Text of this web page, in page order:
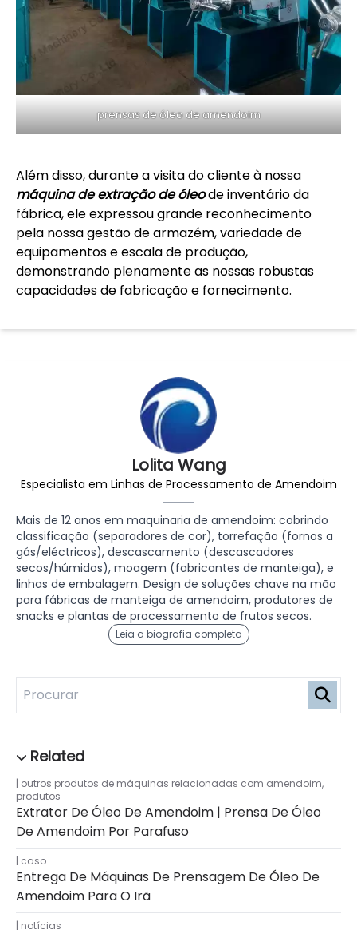
Lolita Wang
Especialista em Linhas de Processamento de Amendoim
Mais de 12 anos em maquinaria de amendoim: cobrindo
classificação (separadores de cor), torrefação (fornos a
gás/eléctricos), descascamento (descascadores
secos/húmidos), moagem (fabricantes de manteiga), e
linhas de embalagem. Design de soluções chave na mão
para fábricas de manteiga de amendoim, produtores de
snacks e plantas de processamento de frutos secos.
Leia a biografia completa
outros produtos de máquinas relacionadas com amendoim,
produtos
Extrator De Óleo De Amendoim | Prensa De Óleo
De Amendoim Por Parafuso
caso
Entrega De Máquinas De Prensagem De Óleo De
Amendoim Para O Irã
notícias
prensas de óleo de amendoim
Além disso, durante a visita do cliente à nossa
máquina de extração de óleode inventário da
fábrica, ele expressou grande reconhecimento
pela nossa gestão de armazém, variedade de
equipamentos e escala de produção,
demonstrando plenamente as nossas robustas
capacidades de fabricação e fornecimento.